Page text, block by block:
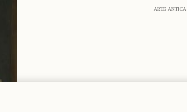
ARTE ANTICA